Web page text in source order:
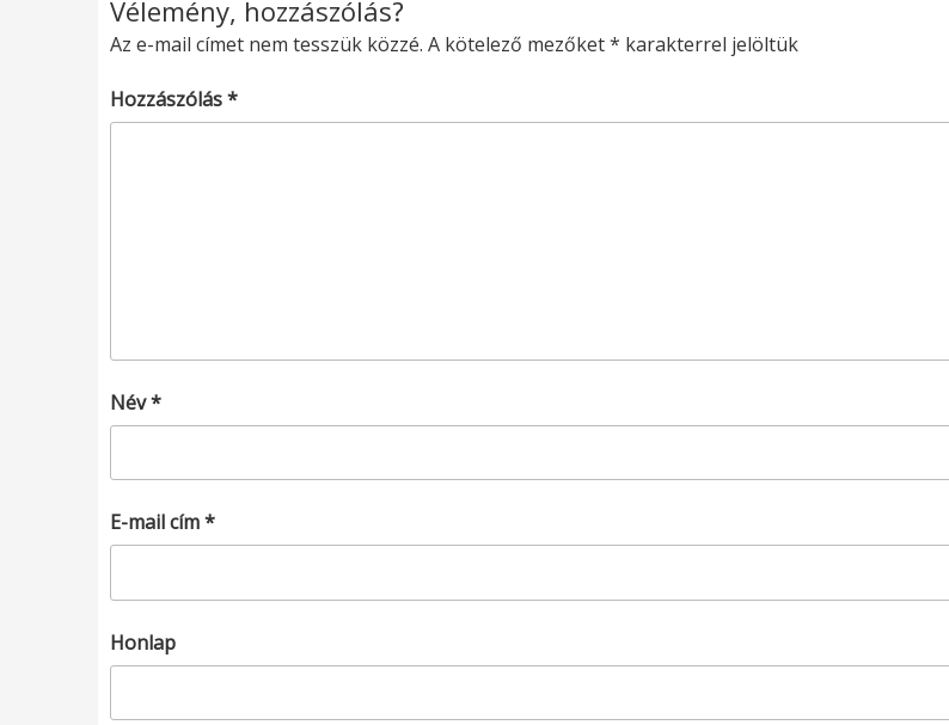
Vélemény, hozzászólás?
Az e-mail címet nem tesszük közzé. A kötelező mezőket* karakterrel jelöltük
Hozzászólás*
Név*
E-mail cím*
Honlap